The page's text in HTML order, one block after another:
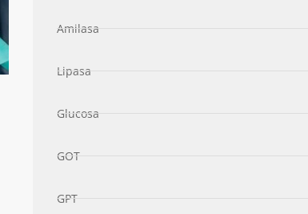
Amilasa
Lipasa
Glucosa
GOT
GPT